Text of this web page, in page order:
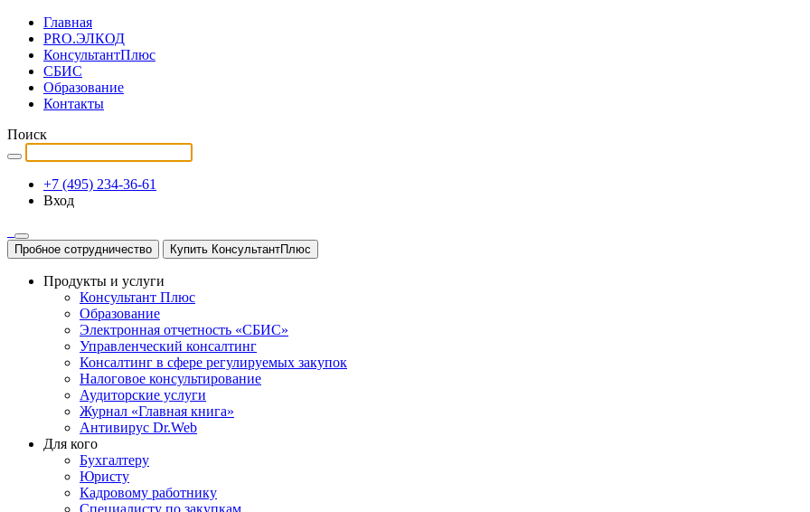
Главная
PRO.ЭЛКОД
КонсультантПлюс
СБИС
Образование
Контакты
Поиск
+7 (495) 234-36-61
Вход
Пробное сотрудничество Купить КонсультантПлюс
Продукты и услуги
Консультант Плюс
Образование
Электронная отчетность «СБИС»
Управленческий консалтинг
Консалтинг в сфере регулируемых закупок
Налоговое консультирование
Аудиторские услуги
Журнал «Главная книга»
Антивирус Dr.Web
Для кого
Бухгалтеру
Юристу
Кадровому работнику
Специалисту по закупкам